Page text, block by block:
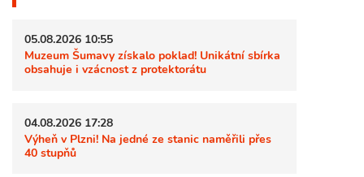
05.08.2026 10:55
Muzeum Šumavy získalo poklad! Unikátní sbírka
obsahuje i vzácnost z protektorátu
04.08.2026 17:28
Výheň v Plzni! Na jedné ze stanic naměřili přes
40 stupňů